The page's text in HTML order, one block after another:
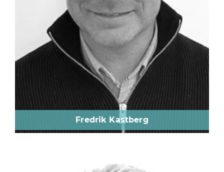
Fredrik Kastberg